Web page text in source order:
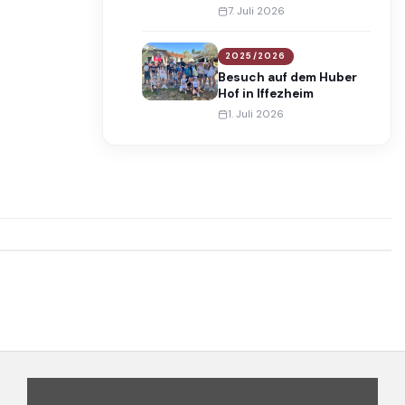
Edinburgh’s
7. Juli 2026
2025/2026
Besuch auf dem Huber
Hof in Iffezheim
1. Juli 2026